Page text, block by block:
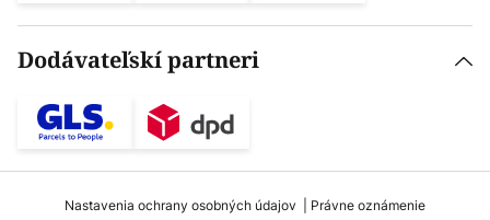
Dodávateľskí partneri
Nastavenia ochrany osobných údajov
Právne oznámenie